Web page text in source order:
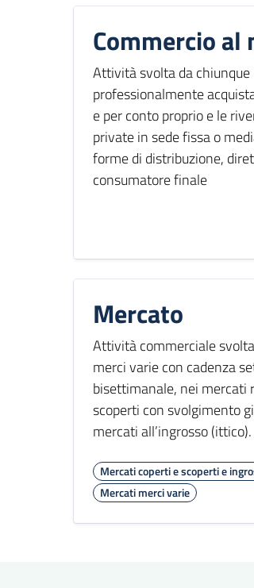
Commercio al
Attività svolta da chiunque
professionalmente
e per conto proprio e le
private in sede fissa o
forme di distribuzione,
consumatore finale
Mercato
Attività commerciale
merci varie con cadenza
bisettimanale, nei mercati
scoperti con svolgimento
mercati all’ingrosso (ittico).
Mercati coperti e scoperti e
Mercati merci varie